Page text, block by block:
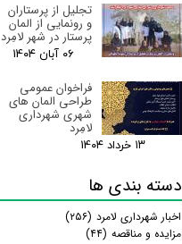
تجلیل از پرستاران
و رونمایی از المان
پرستار در شهر لامِرد
۰۶ آبان ۰۴
فراخوان عمومی
طراحی المان های
شهری شهرداری
لامِرد
۱۳ خرداد ۰۴
دسته بندی ها
اخبار شهرداری لامرد (۲۵۶)
مزایده و مناقصه (۴۴)